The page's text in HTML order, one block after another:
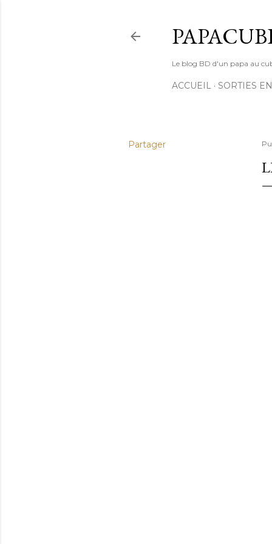
Le blog BD d'un papa au
ACCUEIL SORTIES
Partager